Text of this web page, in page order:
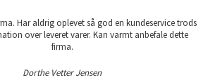
Har aldrig oplevet så god en kundeservice trods
over leveret varer. Kan varmt anbefale dette
firma.
Dorthe Vetter Jensen